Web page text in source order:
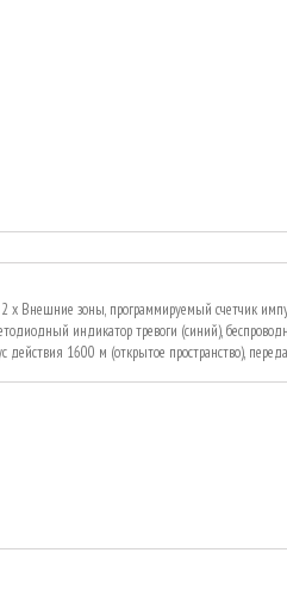
2 х Внешние зоны, программируемый счетчик
индикатор тревоги (синий),
действия 1600 м (открытое пространство),